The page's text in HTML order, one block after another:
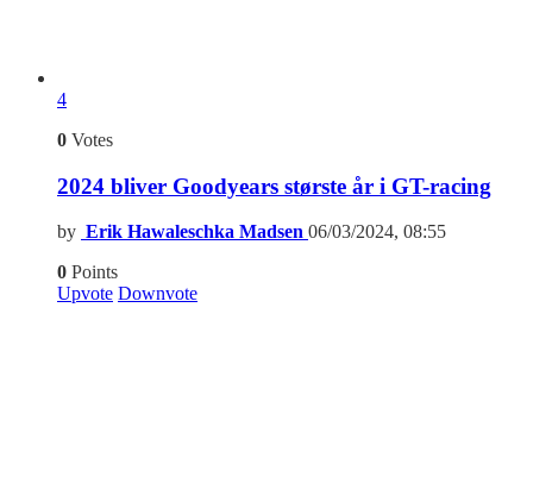
4
0 Votes
2024 bliver Goodyears største år i GT-racing
by Erik Hawaleschka Madsen 06/03/2024, 08:55
0 Points
Upvote Downvote